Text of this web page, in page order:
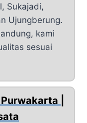
Sukajadi,
Ujungberung.
kami
sesuai
|